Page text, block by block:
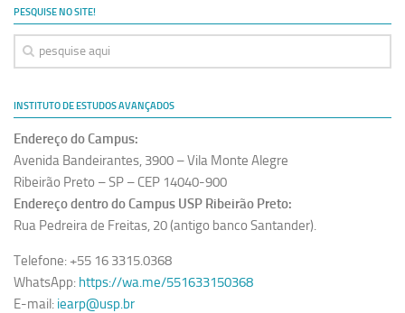
PESQUISE NO SITE!
INSTITUTO DE ESTUDOS AVANÇADOS
Endereço do Campus:
Avenida Bandeirantes, 3900 – Vila Monte Alegre
Ribeirão Preto – SP – CEP 14040-900
Endereço dentro do Campus USP Ribeirão Preto:
Rua Pedreira de Freitas, 20 (antigo banco Santander).
Telefone: +55 16 3315.0368
WhatsApp: https://wa.me/551633150368
E-mail: iearp@usp.br